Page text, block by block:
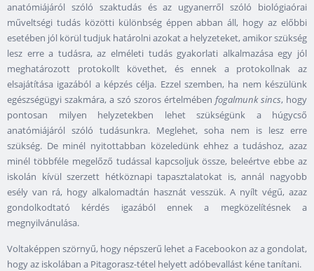
anatómiájáról szóló szaktudás és az ugyanerről szóló biológiaórai
műveltségi tudás közötti különbség éppen abban áll, hogy az előbbi
esetében jól körül tudjuk határolni azokat a helyzeteket, amikor szükség
lesz erre a tudásra, az elméleti tudás gyakorlati alkalmazása egy jól
meghatározott protokollt követhet, és ennek a protokollnak az
elsajátítása igazából a képzés célja. Ezzel szemben, ha nem készülünk
egészségügyi szakmára, a szó szoros értelmében fogalmunk sincs, hogy
pontosan milyen helyzetekben lehet szükségünk a húgycső
anatómiájáról szóló tudásunkra. Meglehet, soha nem is lesz erre
szükség. De minél nyitottabban közeledünk ehhez a tudáshoz, azaz
minél többféle megelőző tudással kapcsoljuk össze, beleértve ebbe az
iskolán kívül szerzett hétköznapi tapasztalatokat is, annál nagyobb
esély van rá, hogy alkalomadtán hasznát vesszük. A nyílt végű, azaz
gondolkodtató kérdés igazából ennek a megközelítésnek a
megnyilvánulása.
Voltaképpen szörnyű, hogy népszerű lehet a Facebookon az a gondolat,
hogy az iskolában a Pitagorasz-tétel helyett adóbevallást kéne tanítani.